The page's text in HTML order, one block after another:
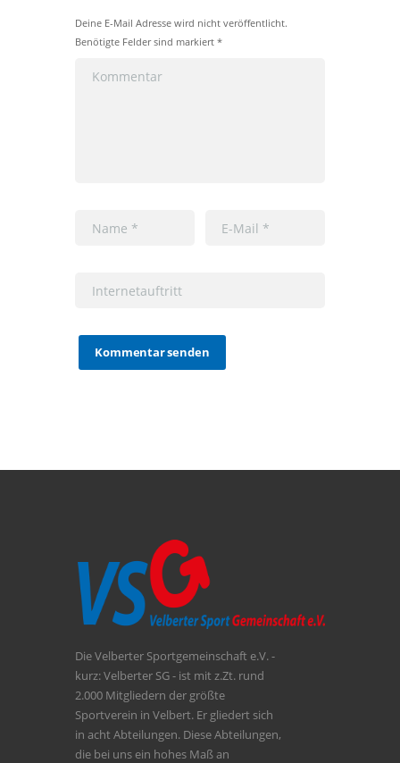
Deine E-Mail Adresse wird nicht veröffentlicht.
Benötigte Felder sind markiert *
Die Velberter Sportgemeinschaft e.V. -
kurz: Velberter SG - ist mit z.Zt. rund
2.000 Mitgliedern der größte
Sportverein in Velbert. Er gliedert sich
in acht Abteilungen. Diese Abteilungen,
die bei uns ein hohes Maß an